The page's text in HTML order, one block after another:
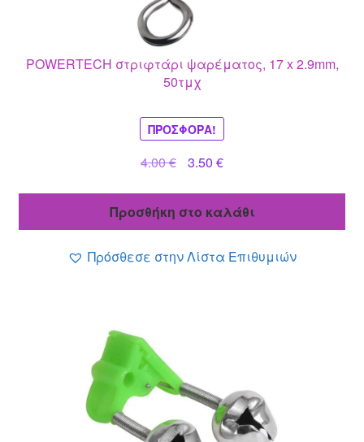
POWERTECH στριφτάρι ψαρέματος, 17 x 2.9mm,
50τμχ
ΠΡΟΣΦΟΡΆ!
4.00€
Original
4.00 €.
3.50 €Η
είναι:
Προσθήκη στο καλάθι
Πρόσθεσε στην Λίστα Επιθυμιών